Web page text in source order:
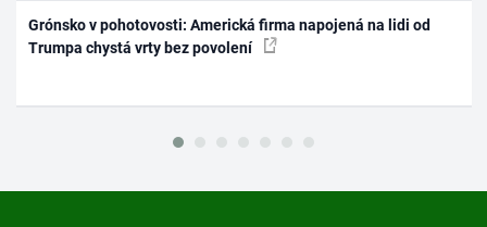
Grónsko v pohotovosti: Americká firma napojená na lidi od
Trumpa chystá vrty bez povolení